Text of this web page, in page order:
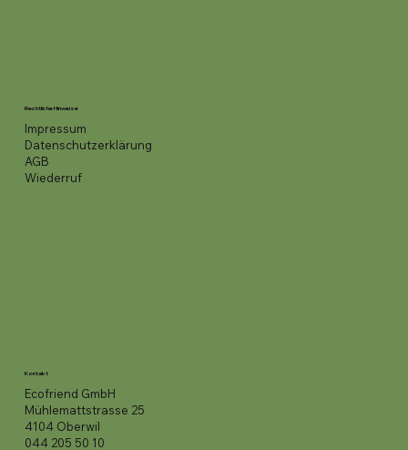
Rechtliche Hinweise
Impressum
Datenschutzerklärung
AGB
Wiederruf
Kontakt
Ecofriend GmbH
Mühlemattstrasse 25
4104 Oberwil
044 205 50 10